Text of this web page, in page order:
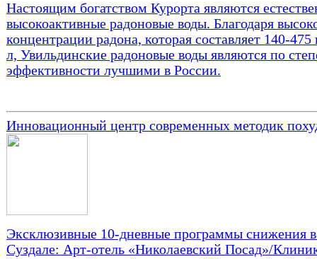
Настоящим богатством Курорта являются
высокоактивные радоновые воды. Благодаря
концентрации радона, которая составляет 140-
л, Увильдинские радоновые воды являются по
эффективности лучшими в России.
Инновационный центр современных методик
Эксклюзивные 10-дневные программы снижения
Суздале: Арт-отель «Николаевский Посад»/